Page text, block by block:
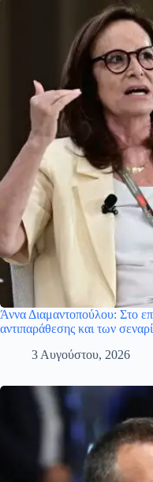
Άννα Διαμαντοπούλου: Στο
αντιπαράθεσης και των
3 Αυγούστου, 2026